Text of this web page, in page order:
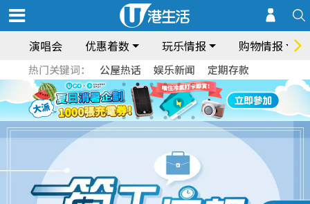
演唱会 优惠着数 玩乐情报 购物情报
热门关键词： 公屋热话 娱乐新闻 定期存款